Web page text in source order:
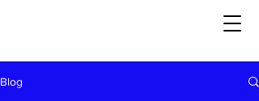
Blog